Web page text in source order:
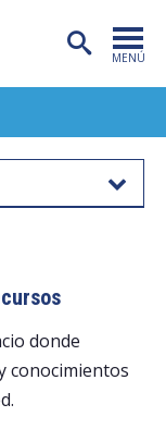
MENÚ
donde
conocimientos